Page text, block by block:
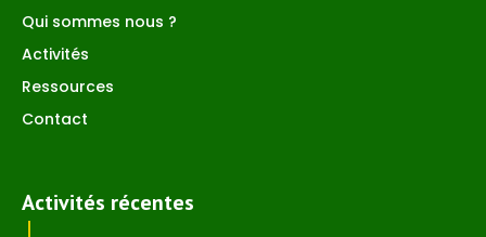
Qui sommes nous ?
Activités
Ressources
Contact
Activités récentes